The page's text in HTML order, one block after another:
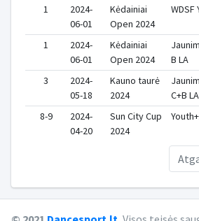
1
2024-
06-01
Kėdainiai
Open 2024
WDSF
1
2024-
06-01
Kėdainiai
Open 2024
B LA
3
2024-
05-18
Kauno taurė
2024
C+B LA
8-9
2024-
04-20
Sun City Cup
2024